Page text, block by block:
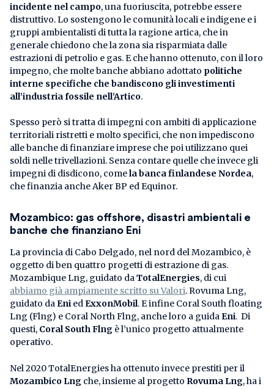
incidente nel campo, una fuoriuscita, potrebbe essere
distruttivo. Lo sostengono le comunità locali e indigene e i
gruppi ambientalisti di tutta la ragione artica, che in
generale chiedono che la zona sia risparmiata dalle
estrazioni di petrolio e gas. E che hanno ottenuto, con il loro
impegno, che molte banche abbiano adottato politiche
interne specifiche che bandiscono gli investimenti
all’industria fossile nell’Artico.
Spesso però si tratta di impegni con ambiti di applicazione
territoriali ristretti e molto specifici, che non impediscono
alle banche di finanziare imprese che poi utilizzano quei
soldi nelle trivellazioni. Senza contare quelle che invece gli
impegni di disdicono, comela banca finlandese Nordea,
che finanzia anche Aker BP ed Equinor.
Mozambico: gas offshore, disastri ambientali e
banche che finanziano Eni
La provincia di Cabo Delgado, nel nord del Mozambico, è
oggetto di ben quattro progetti di estrazione di gas.
Mozambique Lng, guidato daTotalEnergies, di cui
abbiamo già ampiamente scritto su Valori. Rovuma Lng,
guidato daEni edExxonMobil. E infine Coral South floating
Lng (Flng) e Coral North Flng, anche loro a guidaEni. Di
questi, Coral South Flng è l’unico progetto attualmente
operativo.
Nel 2020 TotalEnergies ha ottenuto invece prestiti per il
Mozambico Lng che, insieme al progetto Rovuma Lng, ha i